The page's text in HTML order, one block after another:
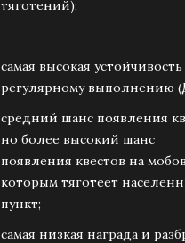
тяготений);
самая высокая устойчивость
регулярному выполнению
средний шанс появления
но более высокий шанс
появления квестов на
которым тяготеет
пункт;
самая низкая награда и